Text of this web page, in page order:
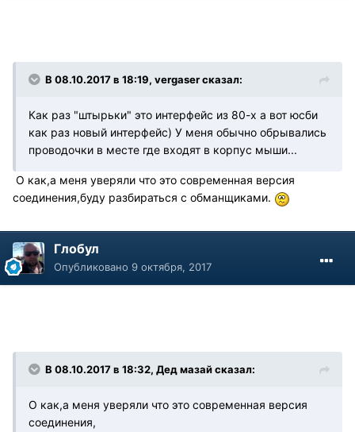
В 08.10.2017 в 18:19, vergaser сказал:
Как раз "штырьки" это интерфейс из 80-х а вот юсби
как раз новый интерфейс) У меня обычно обрывались
проводочки в месте где входят в корпус мыши...
О как,а меня уверяли что это современная версия
соединения,буду разбираться с обманщиками.
Глобул
Опубликовано 9 октября, 2017
В 08.10.2017 в 18:32, Дед мазай сказал:
О как,а меня уверяли что это современная версия
соединения,